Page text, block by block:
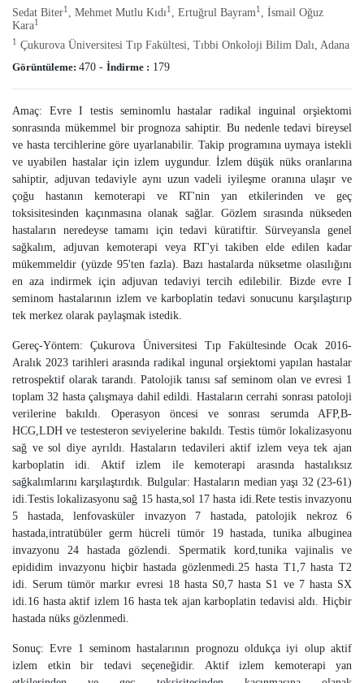
Sedat Biter1 , Mehmet Mutlu Kıdı1 , Ertuğrul Bayram1
, İsmail Oğuz
Kara1
1
Çukurova Üniversitesi Tıp Fakültesi, Tıbbi Onkoloji Bilim Dalı, Adana
Görüntüleme: 470 - İndirme : 179
Amaç: Evre I testis seminomlu hastalar radikal inguinal orşiektomi
sonrasında mükemmel bir prognoza sahiptir. Bu nedenle tedavi bireysel
ve hasta tercihlerine göre uyarlanabilir. Takip programına uymaya istekli
ve uyabilen hastalar için izlem uygundur. İzlem düşük nüks oranlarına
sahiptir, adjuvan tedaviyle aynı uzun vadeli iyileşme oranına ulaşır ve
çoğu hastanın kemoterapi ve RT'nin yan etkilerinden ve geç
toksisitesinden kaçınmasına olanak sağlar. Gözlem sırasında nükseden
hastaların neredeyse tamamı için tedavi küratiftir. Sürveyansla genel
sağkalım, adjuvan kemoterapi veya RT'yi takiben elde edilen kadar
mükemmeldir (yüzde 95'ten fazla). Bazı hastalarda nüksetme olasılığını
en aza indirmek için adjuvan tedaviyi tercih edilebilir. Bizde evre I
seminom hastalarının izlem ve karboplatin tedavi sonucunu karşılaştırıp
tek merkez olarak paylaşmak istedik.
Gereç-Yöntem: Çukurova Üniversitesi Tıp Fakültesinde Ocak 2016-
Aralık 2023 tarihleri arasında radikal ingunal orşiektomi yapılan hastalar
retrospektif olarak tarandı. Patolojik tanısı saf seminom olan ve evresi 1
toplam 32 hasta çalışmaya dahil edildi. Hastaların cerrahi sonrası patoloji
verilerine bakıldı. Operasyon öncesi ve sonrası serumda AFP,B-
HCG,LDH ve testesteron seviyelerine bakıldı. Testis tümör lokalizasyonu
sağ ve sol diye ayrıldı. Hastaların tedavileri aktif izlem veya tek ajan
karboplatin idi. Aktif izlem ile kemoterapi arasında hastalıksız
sağkalımlarını karşılaştırdık. Bulgular: Hastaların median yaşı 32 (23-61)
idi.Testis lokalizasyonu sağ 15 hasta,sol 17 hasta idi.Rete testis invazyonu
5 hastada, lenfovasküler invazyon 7 hastada, patolojik nekroz 6
hastada,intratübüler germ hücreli tümör 19 hastada, tunika albuginea
invazyonu 24 hastada gözlendi. Spermatik kord,tunika vajinalis ve
epididim invazyonu hiçbir hastada gözlenmedi.25 hasta T1,7 hasta T2
idi. Serum tümör markır evresi 18 hasta S0,7 hasta S1 ve 7 hasta SX
idi.16 hasta aktif izlem 16 hasta tek ajan karboplatin tedavisi aldı. Hiçbir
hastada nüks gözlenmedi.
Sonuç: Evre 1 seminom hastalarının prognozu oldukça iyi olup aktif
izlem etkin bir tedavi seçeneğidir. Aktif izlem kemoterapi yan